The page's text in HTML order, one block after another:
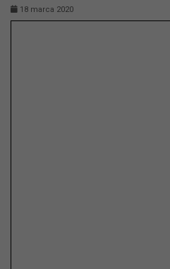
18 marca 2020